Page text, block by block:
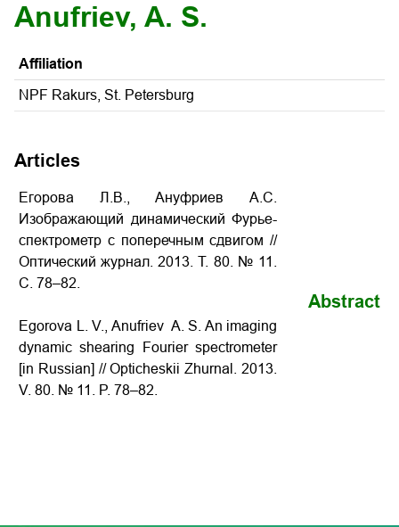
Anufriev, A. S.
Affiliation
NPF Rakurs, St. Petersburg
Articles
Егорова Л.В., Ануфриев А.С.
Изображающий динамический Фурье-
спектрометр с поперечным сдвигом //
Оптический журнал. 2013. Т. 80. № 11.
С. 78–82.
Egorova L. V., Anufriev A. S. An imaging
dynamic shearing Fourier spectrometer
[in Russian] // Opticheskii Zhurnal. 2013.
V. 80. № 11. P. 78–82.
Abstract